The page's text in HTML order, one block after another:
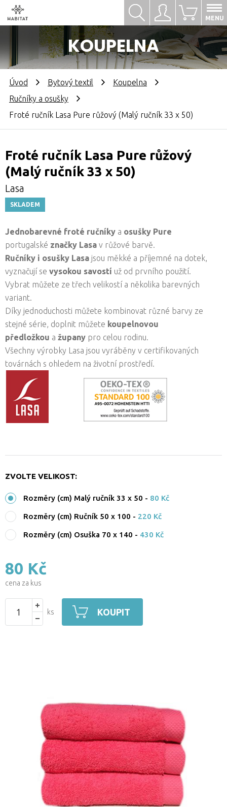
Přihlásit se
KOUPELNA
0
MENU
Hledat
Úvod Bytový textil
Koupelna
Ručníky a osušky
Froté ručník Lasa Pure růžový (Malý ručník 33 x 50)
Froté ručník Lasa Pure růžový
(Malý ručník 33 x 50)
Lasa
SKLADEM
Jednobarevné froté ručníky a osušky Pure
portugalské značky Lasa v růžové barvě.
Ručníky i osušky Lasa jsou měkké a příjemné na dotek,
vyznačují se vysokou savostí už od prvního použití.
Vybrat můžete ze třech velikostí a několika barevných
variant.
Díky jednoduchosti můžete kombinovat různé barvy ze
stejné série, doplnit můžete koupelnovou
předložkou a župany pro celou rodinu.
Všechny výrobky Lasa jsou vyráběny v certifikovaných
továrnách s ohledem na životní prostředí.
ZVOLTE VELIKOST:
Rozměry (cm) Malý ručník 33 x 50 - 80 Kč
Rozměry (cm) Ručník 50 x 100 - 220 Kč
Rozměry (cm) Osuška 70 x 140 - 430 Kč
80 Kč
cena za kus
ks KOUPIT